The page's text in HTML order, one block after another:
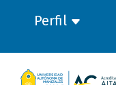
Perfil